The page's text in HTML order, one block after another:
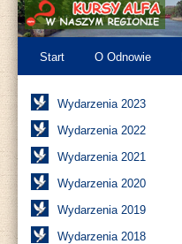
Start O Odnowie
Wydarzenia 2023
Wydarzenia 2022
Wydarzenia 2021
Wydarzenia 2020
Wydarzenia 2019
Wydarzenia 2018